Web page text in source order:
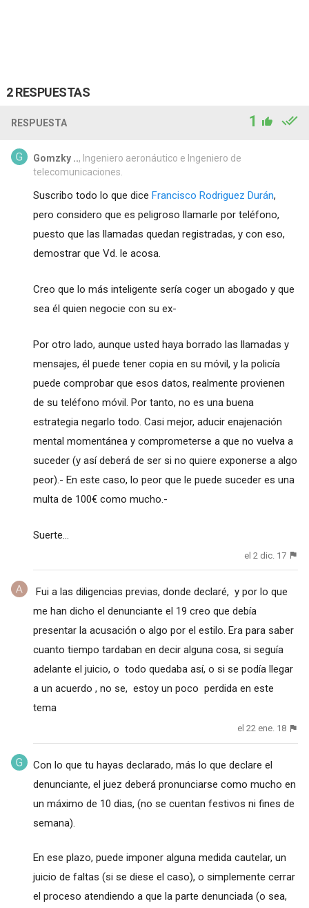
2 RESPUESTAS
RESPUESTA 1
Gomzky .., Ingeniero aeronáutico e Ingeniero de
telecomunicaciones.
Suscribo todo lo que dice Francisco Rodriguez Durán,
pero considero que es peligroso llamarle por teléfono,
puesto que las llamadas quedan registradas, y con eso,
demostrar que Vd. le acosa.
Creo que lo más inteligente sería coger un abogado y que
sea él quien negocie con su ex-
Por otro lado, aunque usted haya borrado las llamadas y
mensajes, él puede tener copia en su móvil, y la policía
puede comprobar que esos datos, realmente provienen
de su teléfono móvil. Por tanto, no es una buena
estrategia negarlo todo. Casi mejor, aducir enajenación
mental momentánea y comprometerse a que no vuelva a
suceder (y así deberá de ser si no quiere exponerse a algo
peor).- En este caso, lo peor que le puede suceder es una
multa de 100€ como mucho.-
Suerte...
el 2 dic. 17
Fui a las diligencias previas, donde declaré, y por lo que
me han dicho el denunciante el 19 creo que debía
presentar la acusación o algo por el estilo. Era para saber
cuanto tiempo tardaban en decir alguna cosa, si seguía
adelante el juicio, o todo quedaba así, o si se podía llegar
a un acuerdo , no se, estoy un poco perdida en este
tema
el 22 ene. 18
Con lo que tu hayas declarado, más lo que declare el
denunciante, el juez deberá pronunciarse como mucho en
un máximo de 10 dias, (no se cuentan festivos ni fines de
semana).
En ese plazo, puede imponer alguna medida cautelar, un
juicio de faltas (si se diese el caso), o simplemente cerrar
el proceso atendiendo a que la parte denunciada (o sea,